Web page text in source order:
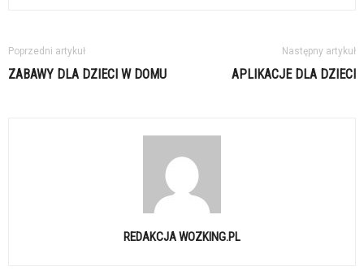
Poprzedni artykuł
ZABAWY DLA DZIECI W DOMU
Następny artykuł
APLIKACJE DLA DZIECI
REDAKCJA WOZKING.PL